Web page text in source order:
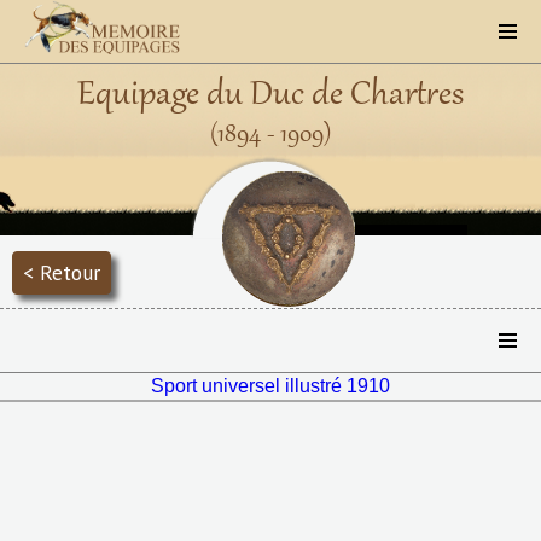
Equipage du Duc de Chartres
(1894 - 1909)
< Retour
Sport universel illustré 1910